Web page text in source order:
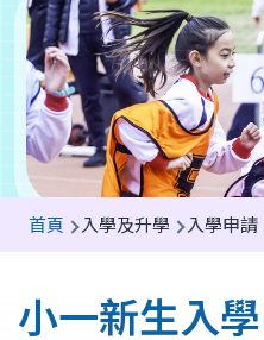
導
連
首頁 入學及升學 入學申請
小一新生入